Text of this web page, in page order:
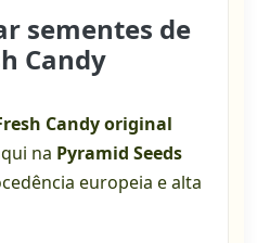
sementes de
Candy
Candy original
na Pyramid Seeds
europeia e alta